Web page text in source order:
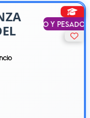
Liviano y Pesado